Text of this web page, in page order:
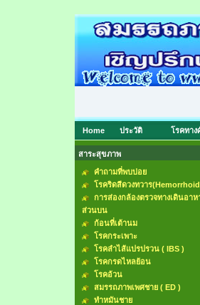
Home ประวัติ โรคทาง
สาระสุขภาพ
คำถามที่พบบ่อย
โรคริดสีดวงทวาร
การส่องกล้องตรวจทางเดินอาห
ส่วนบน
ก้อนที่เต้านม
โรคกระเพาะ
โรคลำไส้แปรปรวน ( IBS )
โรคกรดไหลย้อน
โรคอ้วน
สมรรถภาพเพศชาย ( ED )
ทำหมันชาย